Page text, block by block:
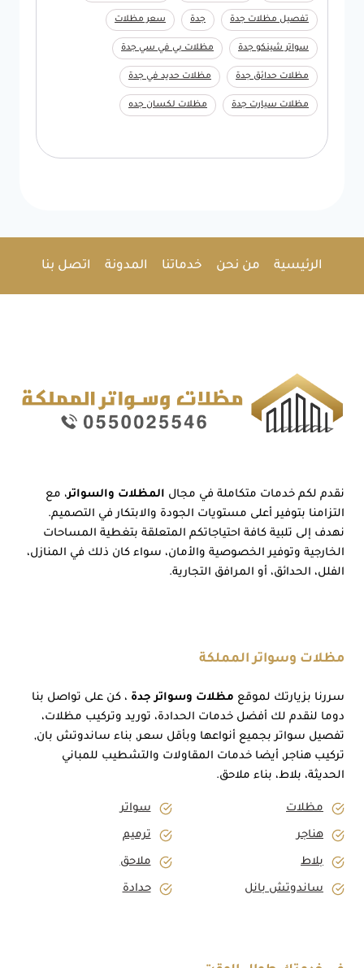
تفصيل مظلات جدة جدة سعر مظلات
سواتر شينكو جدة مظلات بي في سي جدة
مظلات حدائق جدة مظلات حديد في جدة
مظلات سيارت جدة مظلات لكسان جده
الرئيسية من نحن خدماتنا المدونة اتصل بنا
نقدم لكم خدمات متكاملة في مجال المظلات والسواتر، مع
التزامنا بتوفير أعلى مستويات الجودة والابتكار في التصميم.
نهدف إلى تلبية كافة احتياجاتكم المتعلقة بتغطية المساحات
الخارجية وتوفير الخصوصية والأمان، سواء كان ذلك في المنازل،
الفلل، الحدائق، أو المرافق التجارية.
مظلات وسواتر المملكة
سررنا بزيارتك لموقع مظلات وسواتر جدة ، كن على تواصل بنا
دوما لنقدم لك أفضل خدمات الحدادة، توريد وتركيب مظلات،
تفصيل سواتر بجميع أنواعها وبأقل سعر, بناء ساندوتش بان,
تركيب هناجر, أيضا خدمات المقاولات والتشطيب للمباني
الحديثة، بلاط، بناء ملاحق.
مظلات سواتر
هناجر ترميم
بلاط ملاحق
ساندوتش بانل حدادة